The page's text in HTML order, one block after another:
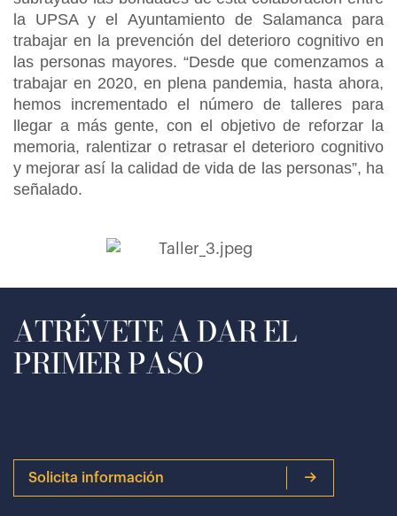
la UPSA y el Ayuntamiento de Salamanca para
trabajar en la prevención del deterioro cognitivo en
las personas mayores. “Desde que comenzamos a
trabajar en 2020, en plena pandemia, hasta ahora,
hemos incrementado el número de talleres para
llegar a más gente, con el objetivo de reforzar la
memoria, ralentizar o retrasar el deterioro cognitivo
y mejorar así la calidad de vida de las personas”, ha
señalado.
ATRÉVETE A DAR EL
PRIMER PASO
Solicita información